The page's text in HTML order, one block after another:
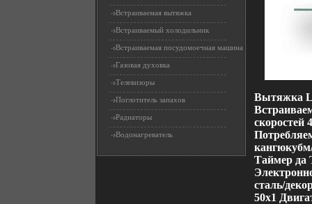
Встраиваемая вытяжка
Встраиваемый холодильник
Встраиваемая посудомоечная машина
Газовая духовка
Телевизоры
Поглотитель запахов
Радиаторы
Водонагреватель
Вытяжка
скоростей
Таймер да
сталь/
50х1